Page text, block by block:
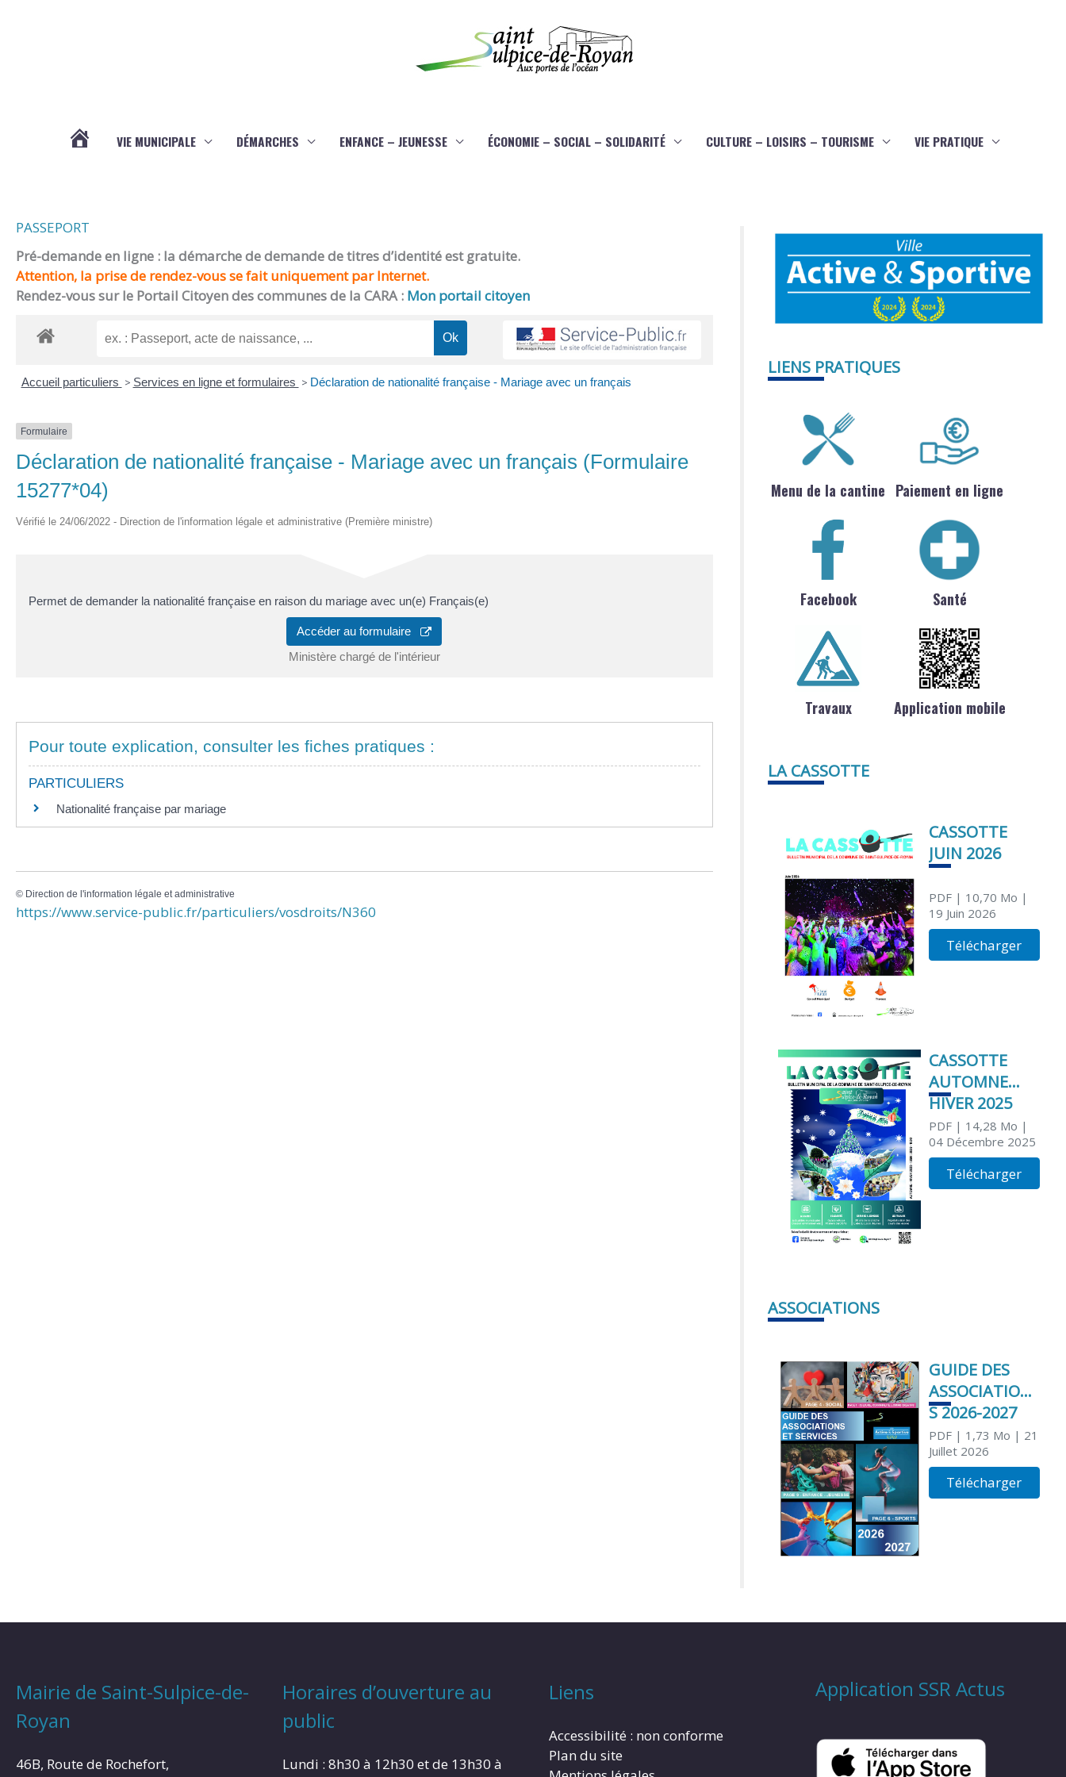
VIE MUNICIPALE DÉMARCHES ENFANCE – JEUNESSE ÉCONOMIE – SOCIAL – SOLIDARITÉ CULTURE – LOISIRS – TOURISME VIE PRATIQUE
PASSEPORT
Pré-demande en ligne : la démarche de demande de titres d’identité est gratuite.
Attention, la prise de rendez-vous se fait uniquement par Internet.
Rendez-vous sur le Portail Citoyen des communes de la CARA : Mon portail citoyen
Accueil particuliers > Services en ligne et formulaires > Déclaration de nationalité française - Mariage avec un français
Formulaire
Déclaration de nationalité française - Mariage avec un français (Formulaire
15277*04)
Vérifié le 24/06/2022 - Direction de l'information légale et administrative (Première ministre)
Permet de demander la nationalité française en raison du mariage avec un(e) Français(e)
Accéder au formulaire
Ministère chargé de l'intérieur
Pour toute explication, consulter les fiches pratiques :
PARTICULIERS
Nationalité française par mariage
© Direction de l'information légale et administrative
https://www.service-public.fr/particuliers/vosdroits/N360
LIENS PRATIQUES
Menu de la cantine Paiement en ligne
Facebook Santé
Travaux Application mobile
LA CASSOTTE
CASSOTTE
JUIN 2026
PDF| 10,70 Mo |
19 Juin 2026
Télécharger
CASSOTTE
AUTOMNE
HIVER 2025
PDF| 14,28 Mo |
04 Décembre 2025
Télécharger
ASSOCIATIONS
GUIDE DES
ASSOCIATION
S 2026-2027
PDF| 1,73 Mo | 21
Juillet 2026
Télécharger
Mairie de Saint-Sulpice-de-
Royan
46B, Route de Rochefort,
Horaires d’ouverture au
public
Lundi : 8h30 à 12h30 et de 13h30 à
Liens
Accessibilité : non conforme
Plan du site
Application SSR Actus